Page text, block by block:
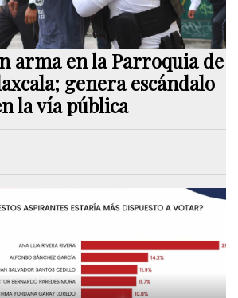
arma en la Parroquia de
genera escándalo
la vía pública